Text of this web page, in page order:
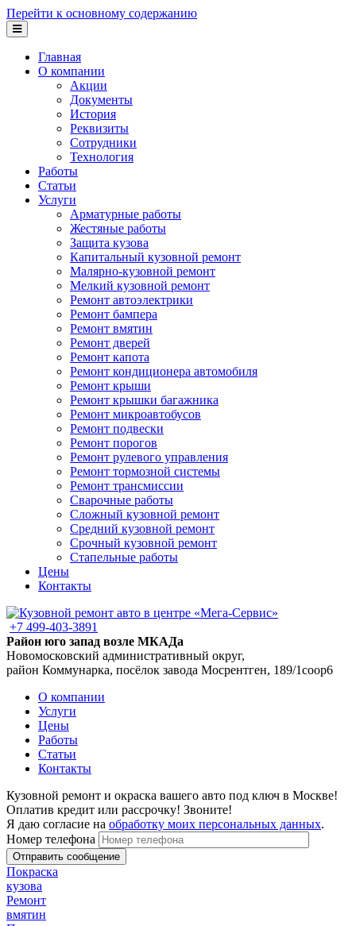
Перейти к основному содержанию
Главная
О компании
Акции
Документы
История
Реквизиты
Сотрудники
Технология
Работы
Статьи
Услуги
Арматурные работы
Жестяные работы
Защита кузова
Капитальный кузовной ремонт
Малярно-кузовной ремонт
Мелкий кузовной ремонт
Ремонт автоэлектрики
Ремонт бампера
Ремонт вмятин
Ремонт дверей
Ремонт капота
Ремонт кондиционера автомобиля
Ремонт крыши
Ремонт крышки багажника
Ремонт микроавтобусов
Ремонт подвески
Ремонт порогов
Ремонт рулевого управления
Ремонт тормозной системы
Ремонт трансмиссии
Сварочные работы
Сложный кузовной ремонт
Средний кузовной ремонт
Срочный кузовной ремонт
Стапельные работы
Цены
Контакты
+7 499-403-3891
Район юго запад возле МКАДа
Новомосковский административный округ,
район Коммунарка, посёлок завода Мосрентген, 189/1соор6
О компании
Услуги
Цены
Работы
Статьи
Контакты
Кузовной ремонт и окраска вашего авто под ключ в Москве!
Оплатив кредит или рассрочку! Звоните!
Я даю согласие на обработку моих персональных данных.
Номер телефона
Покраска
кузова
Ремонт
вмятин